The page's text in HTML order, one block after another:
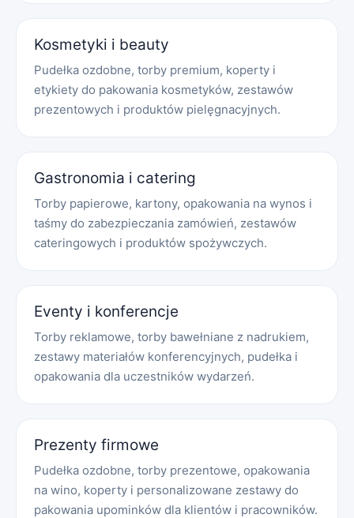
Kosmetyki i beauty
Pudełka ozdobne, torby premium, koperty i
etykiety do pakowania kosmetyków, zestawów
prezentowych i produktów pielęgnacyjnych.
Gastronomia i catering
Torby papierowe, kartony, opakowania na wynos i
taśmy do zabezpieczania zamówień, zestawów
cateringowych i produktów spożywczych.
Eventy i konferencje
Torby reklamowe, torby bawełniane z nadrukiem,
zestawy materiałów konferencyjnych, pudełka i
opakowania dla uczestników wydarzeń.
Prezenty firmowe
Pudełka ozdobne, torby prezentowe, opakowania
na wino, koperty i personalizowane zestawy do
pakowania upominków dla klientów i pracowników.